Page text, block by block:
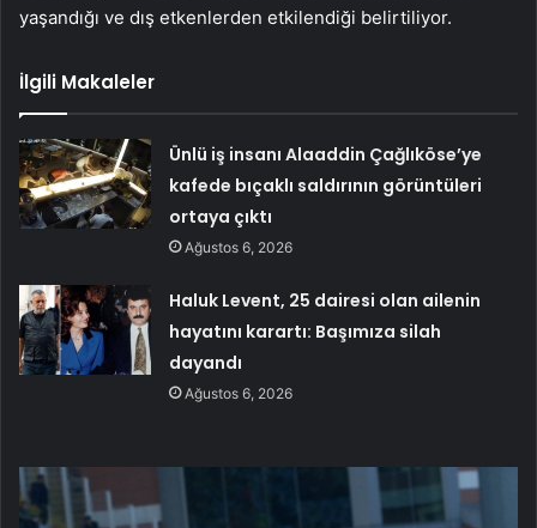
yaşandığı ve dış etkenlerden etkilendiği belirtiliyor.
İlgili Makaleler
Ünlü iş insanı Alaaddin Çağlıköse’ye
kafede bıçaklı saldırının görüntüleri
ortaya çıktı
Ağustos 6, 2026
Haluk Levent, 25 dairesi olan ailenin
hayatını karartı: Başımıza silah
dayandı
Ağustos 6, 2026